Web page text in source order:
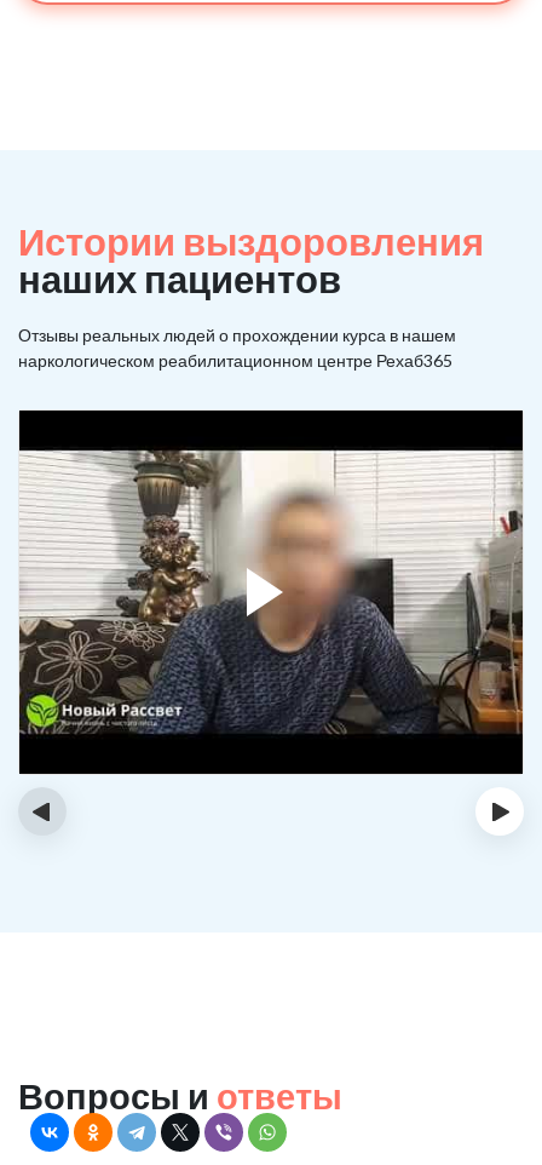
Истории выздоровления
наших пациентов
Отзывы реальных людей о прохождении курса в нашем
наркологическом реабилитационном центре Рехаб365
‹ ›
Вопросы и ответы